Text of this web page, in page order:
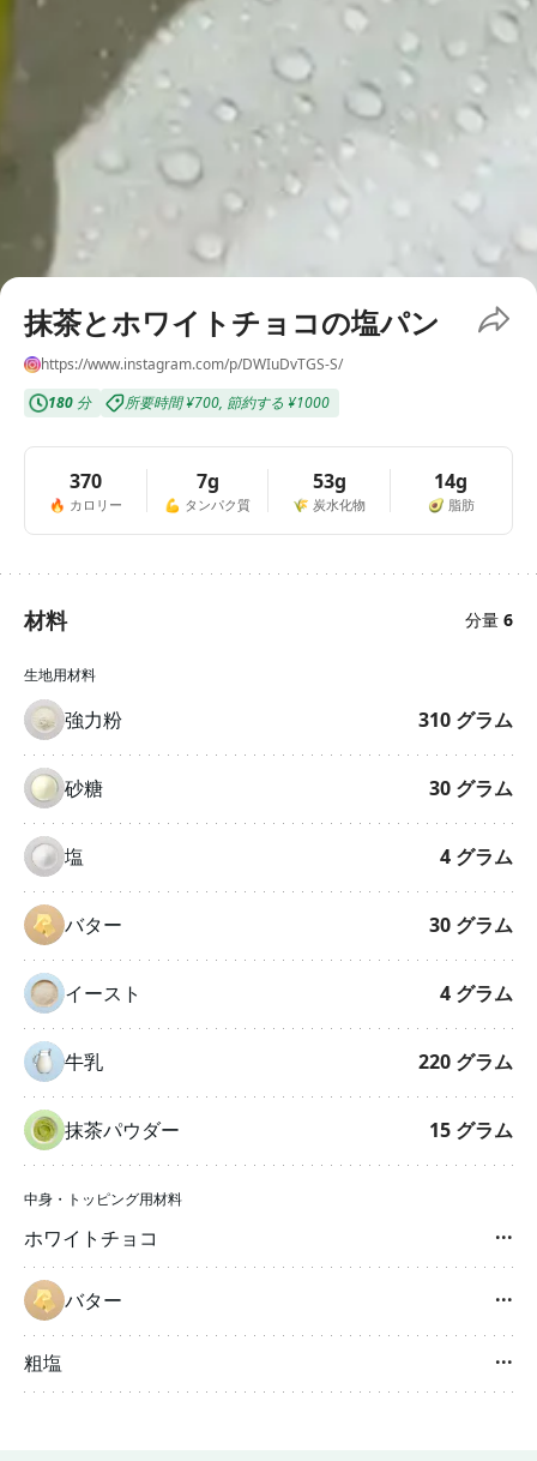
抹茶とホワイトチョコの塩パン
https://www.instagram.com/p/DWIuDvTGS-S/
180 分 所要時間¥700, 節約する ¥1000
370
🔥 カロリー
7g
💪 タンパク質
53g
🌾 炭水化物
14g
🥑 脂肪
材料 分量 6
生地用材料
強力粉 310 グラム
砂糖 30 グラム
塩 4 グラム
バター 30 グラム
イースト 4 グラム
牛乳 220 グラム
抹茶パウダー 15 グラム
中身・トッピング用材料
ホワイトチョコ ···
バター ···
粗塩 ···